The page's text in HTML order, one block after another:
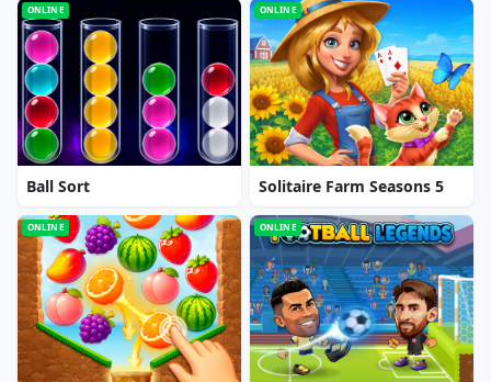
ONLINE
Ball Sort
ONLINE
Solitaire Farm Seasons 5
ONLINE ONLINE